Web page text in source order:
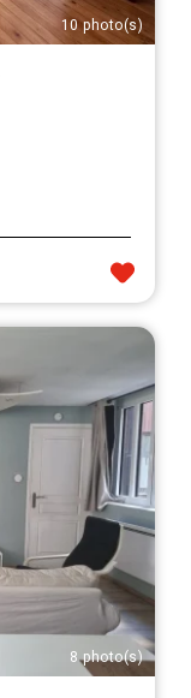
10 photo(s)
8 photo(s)